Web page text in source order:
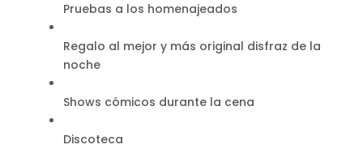
Pruebas a los homenajeados
Regalo al mejor y más original disfraz de la
noche
Shows cómicos durante la cena
Discoteca